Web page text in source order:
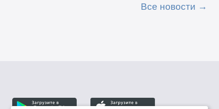
Все новости